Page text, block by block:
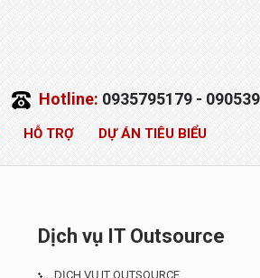
Hotline:0935795179 -
HỖ TRỢ
DỰ ÁN TIÊU BIỂU
Dịch vụ IT Outsource
DỊCH VỤ IT OUTSOURCE